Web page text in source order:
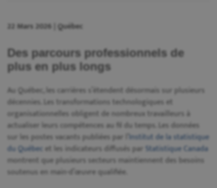
22 Mars 2026 | Québec
Des parcours professionnels de
plus en plus longs
Au Québec, les carrières s’étendent désormais sur plusieurs
décennies. Les transformations technologiques et
organisationnelles obligent de nombreux travailleurs à
actualiser leurs compétences au fil du temps. Les données
sur les postes vacants publiées par l’ Institut de la statistique
du Québec et les indicateurs diffusés par Statistique Canada
montrent que plusieurs secteurs maintiennent des besoins
soutenus en main-d’œuvre qualifiée.